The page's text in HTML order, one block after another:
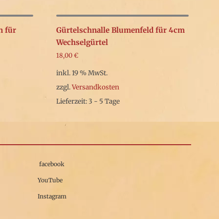
für
Gürtelschnalle Blumenfeld für 4cm
Wechselgürtel
18,00€
inkl. 19 % MwSt.
zzgl.Versandkosten
Lieferzeit: 3 - 5 Tage
facebook
YouTube
Instagram